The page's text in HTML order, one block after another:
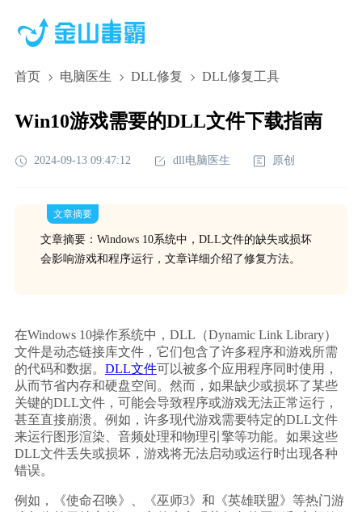
首页 电脑医生 DLL修复 DLL修复工具
Win10游戏需要的DLL文件下载指南
2024-09-13 09:47:12 dll电脑医生 原创
文章摘要
文章摘要：Windows 10系统中，DLL文件的缺失或损坏
会影响游戏和程序运行，文章详细介绍了修复方法。
在Windows 10操作系统中，DLL（Dynamic Link Library）
文件是动态链接库文件，它们包含了许多程序和游戏所需
的代码和数据。 DLL文件可以被多个应用程序同时使用，
从而节省内存和硬盘空间。然而，如果缺少或损坏了某些
关键的DLL文件，可能会导致程序或游戏无法正常运行，
甚至直接崩溃。例如，许多现代游戏需要特定的DLL文件
来运行图形渲染、音频处理和物理引擎等功能。如果这些
DLL文件丢失或损坏，游戏将无法启动或运行时出现各种
错误。
例如，《使命召唤》、《巫师3》和《英雄联盟》等热门游